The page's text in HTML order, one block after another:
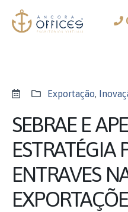
Exportação,
SEBRAE E
ESTRATÉGIA
ENTRAVES